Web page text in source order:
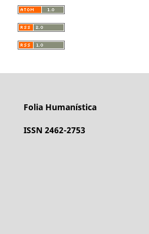
Folia Humanística
ISSN 2462-2753